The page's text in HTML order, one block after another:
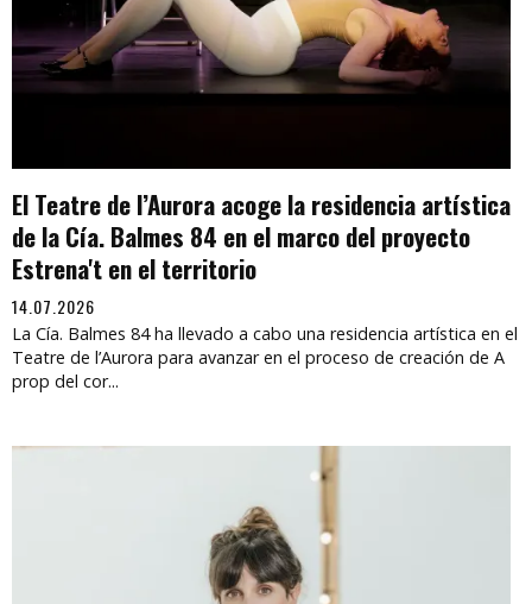
El Teatre de l’Aurora acoge la residencia artística
de la Cía. Balmes 84 en el marco del proyecto
Estrena't en el territorio
14.07.2026
La Cía. Balmes 84 ha llevado a cabo una residencia artística en el
Teatre de l’Aurora para avanzar en el proceso de creación de A
prop del cor...